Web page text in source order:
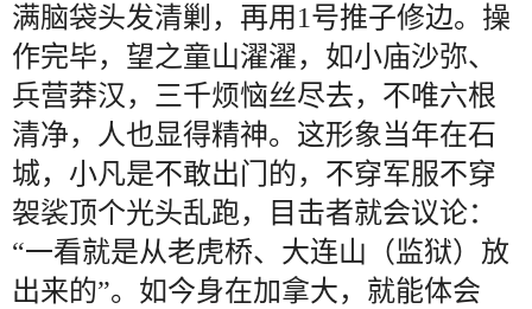
满脑袋头发清剿，再用1号推子修边。操
作完毕，望之童山濯濯，如小庙沙弥、
兵营莽汉，三千烦恼丝尽去，不唯六根
清净，人也显得精神。这形象当年在石
城，小凡是不敢出门的，不穿军服不穿
袈裟顶个光头乱跑，目击者就会议论：
“一看就是从老虎桥、大连山（监狱）放
出来的”。如今身在加拿大，就能体会